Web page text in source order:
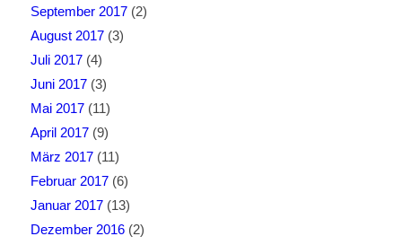
September 2017(2)
August 2017(3)
Juli 2017(4)
Juni 2017(3)
Mai 2017(11)
April 2017(9)
März 2017(11)
Februar 2017(6)
Januar 2017(13)
Dezember 2016(2)